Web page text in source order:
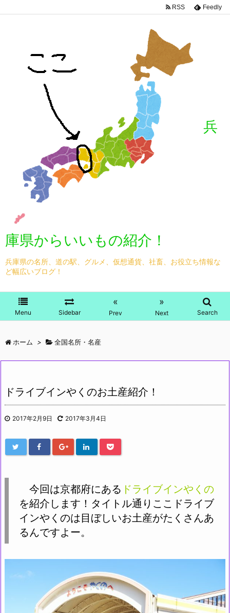
兵
庫県からいいもの紹介！
兵庫県の名所、道の駅、グルメ、仮想通貨、社畜、お役立ち情報な
ど幅広いブログ！
Menu Sidebar
«
Prev
»
Next Search
RSS Feedly
ホーム > 全国名所・名産
ドライブインやくのお土産紹介！
2017年2月9日 2017年3月4日
今回は京都府にある ドライブインやくの
を紹介します！タイトル通りここドライブ
インやくのは目ぼしいお土産がたくさんあ
るんですよー。